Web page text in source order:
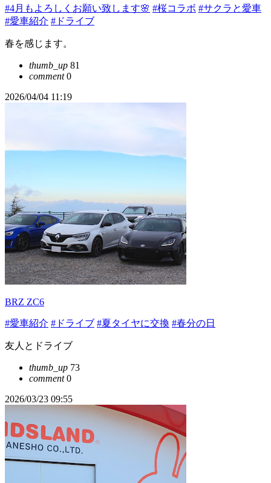
#4月もよろしくお願い致します🌸 #桜コラボ #サクラと愛車
#愛車紹介 #ドライブ
春を感じます。
thumb_up 81
comment0
2026/04/04 11:19
BRZ ZC6
#愛車紹介 #ドライブ #夏タイヤに交換 #春分の日
友人とドライブ
thumb_up 73
comment0
2026/03/23 09:55